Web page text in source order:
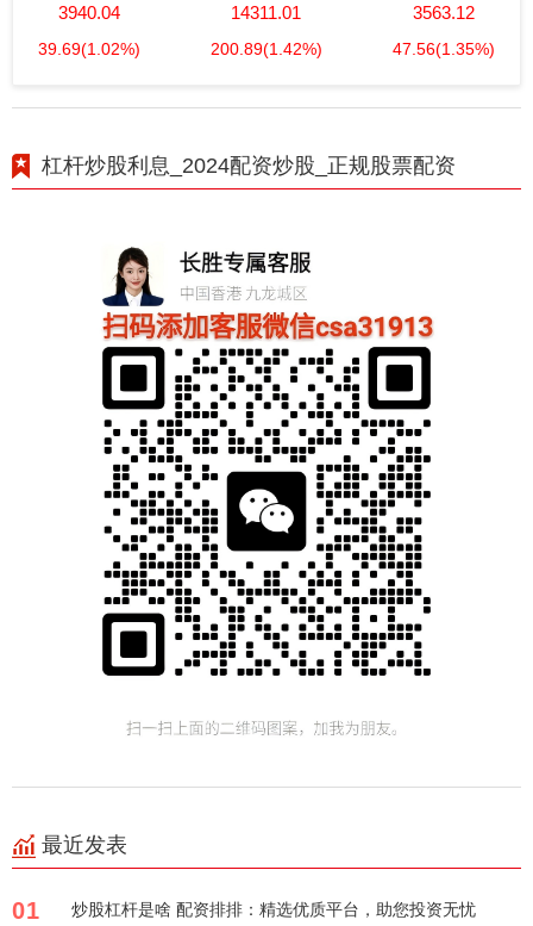
3940.04
39.69(1.02%)
14311.01
200.89(1.42%)
3563.12
47.56(1.35%)
杠杆炒股利息_2024配资炒股_正规股票配资
最近发表
01 炒股杠杆是啥 配资排排：精选优质平台，助您投资无忧